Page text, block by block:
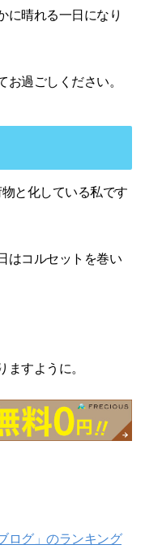
に晴れる一日になり
過ごしください。
と化している私です
はコルセットを巻い
すように。
ログ」のランキング